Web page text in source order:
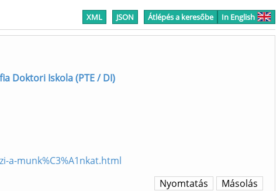
XML JSON Átlépés a keresőbe In English
Doktori Iskola (PTE / DI)
a-munk%C3%A1nkat.html
Másolás
Nyomtatás